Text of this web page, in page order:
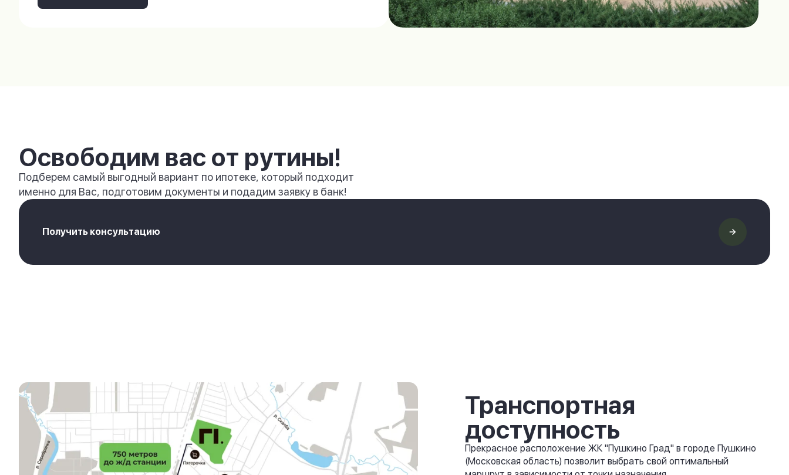
Освободим вас от рутины!
Подберем самый выгодный вариант по ипотеке, который подходит
именно для Вас, подготовим документы и подадим заявку в банк!
Получить консультацию
Транспортная
доступность
Прекрасное расположение ЖК "Пушкино Град" в городе Пушкино
(Московская область) позволит выбрать свой оптимальный